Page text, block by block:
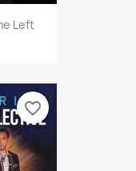
Left
favorite_border